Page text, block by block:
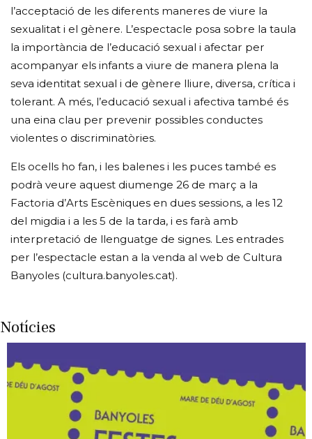
l’acceptació de les diferents maneres de viure la
sexualitat i el gènere. L’espectacle posa sobre la taula
la importància de l’educació sexual i afectar per
acompanyar els infants a viure de manera plena la
seva identitat sexual i de gènere lliure, diversa, crítica i
tolerant. A més, l’educació sexual i afectiva també és
una eina clau per prevenir possibles conductes
violentes o discriminatòries.
Els ocells ho fan, i les balenes i les puces també es
podrà veure aquest diumenge 26 de març a la
Factoria d’Arts Escèniques en dues sessions, a les 12
del migdia i a les 5 de la tarda, i es farà amb
interpretació de llenguatge de signes. Les entrades
per l’espectacle estan a la venda al web de Cultura
Banyoles (cultura.banyoles.cat).
Notícies